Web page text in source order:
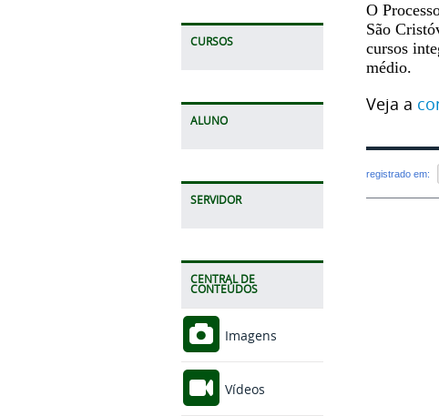
CURSOS
ALUNO
SERVIDOR
CENTRAL DE
CONTEÚDOS
Imagens
Vídeos
O
São
cursos
médio.
Veja a
registrado em: